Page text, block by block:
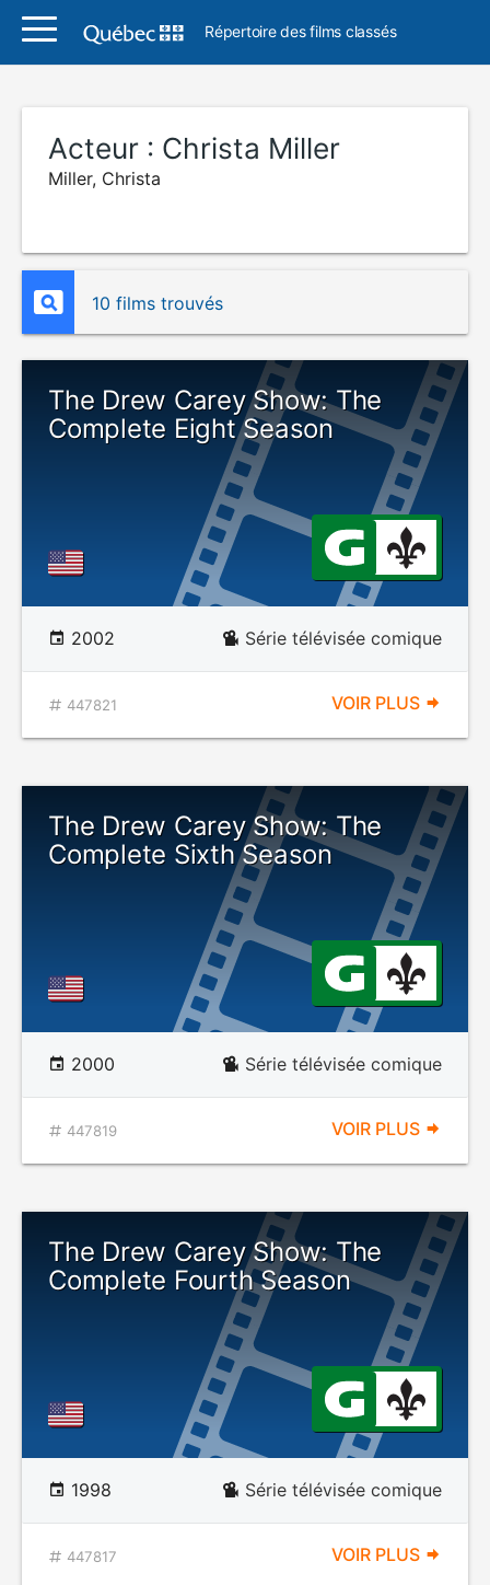
Répertoire des films classés
Acteur : Christa Miller
Miller, Christa
10 films trouvés
The Drew Carey Show: The
Complete Eight Season
2002 Série télévisée comique
447821 VOIR PLUS
The Drew Carey Show: The
Complete Sixth Season
2000 Série télévisée comique
447819 VOIR PLUS
The Drew Carey Show: The
Complete Fourth Season
1998 Série télévisée comique
447817 VOIR PLUS